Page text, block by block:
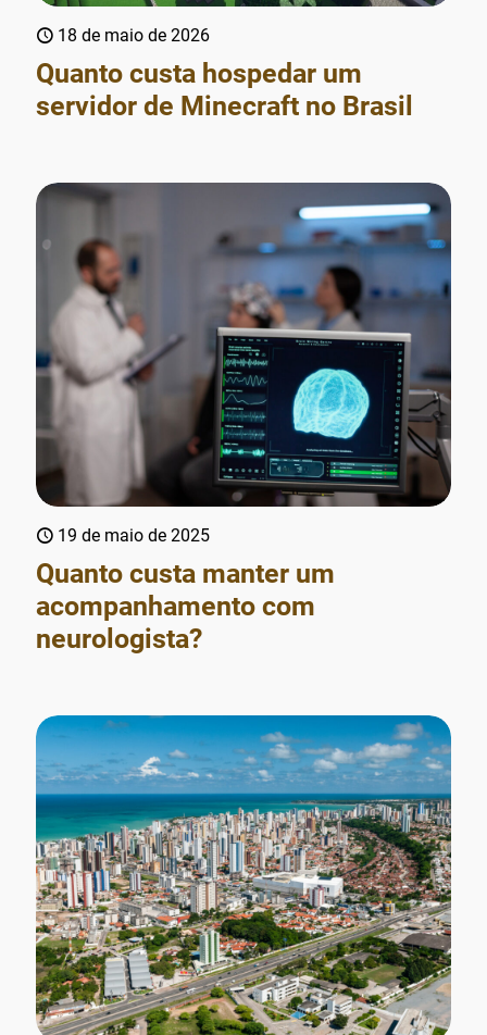
18 de maio de 2026
Quanto custa hospedar um
servidor de Minecraft no Brasil
19 de maio de 2025
Quanto custa manter um
acompanhamento com
neurologista?